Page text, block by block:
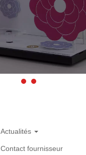
Actualités
Contact fournisseur